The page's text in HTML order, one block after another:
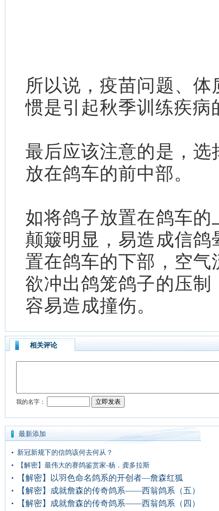
所以说，疫苗问题、
惯是引起秋季训练疾病
最后应该注意的是，
放在鸽车的前中部。
如将鸽子放置在鸽车
颠簸明显，易造成信
置在鸽车的下部，空
欲冲出鸽笼鸽子的压
容易造成撞伤。
相关评论
最新添加
新冠新规下的信鸽该何去何从？
【解密】最伟大的赛鸽鉴赏家-杨．龚多拉斯
【解密】以羽色命名鸽系的开创者—詹森红狐
【解密】成就詹森的传奇鸽系——西翁鸽系（五）
【解密】成就詹森的传奇鸽系——西翁鸽系（四）